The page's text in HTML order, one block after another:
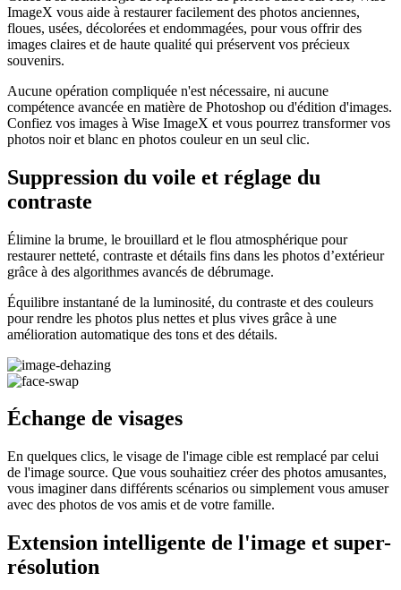
ImageX vous aide à restaurer facilement des photos anciennes,
floues, usées, décolorées et endommagées, pour vous offrir des
images claires et de haute qualité qui préservent vos précieux
souvenirs.
Aucune opération compliquée n'est nécessaire, ni aucune
compétence avancée en matière de Photoshop ou d'édition d'images.
Confiez vos images à Wise ImageX et vous pourrez transformer vos
photos noir et blanc en photos couleur en un seul clic.
Suppression du voile et réglage du
contraste
Élimine la brume, le brouillard et le flou atmosphérique pour
restaurer netteté, contraste et détails fins dans les photos d’extérieur
grâce à des algorithmes avancés de débrumage.
Équilibre instantané de la luminosité, du contraste et des couleurs
pour rendre les photos plus nettes et plus vives grâce à une
amélioration automatique des tons et des détails.
Échange de visages
En quelques clics, le visage de l'image cible est remplacé par celui
de l'image source. Que vous souhaitiez créer des photos amusantes,
vous imaginer dans différents scénarios ou simplement vous amuser
avec des photos de vos amis et de votre famille.
Extension intelligente de l'image et super-
résolution